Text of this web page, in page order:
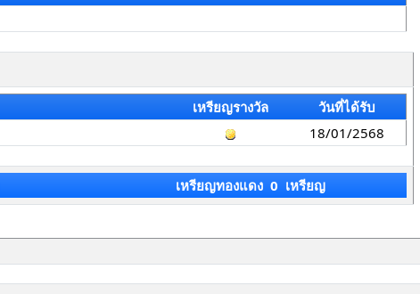
เหรียญรางวัล
วันที่ได้รับ
18/01/2568
เหรียญทองแดง 0 เหรียญ